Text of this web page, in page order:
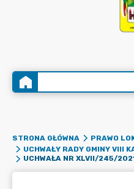
STRONA GŁÓWNA PRAWO
UCHWAŁY RADY GMINY VIII